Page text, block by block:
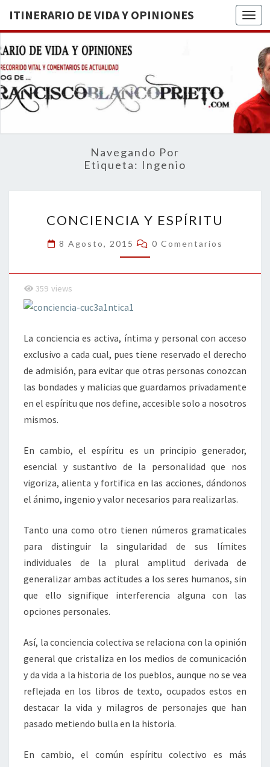
ITINERARIO DE VIDA Y OPINIONES
DE
BREVE
RECORRIDO
VITAL Y
ACTUALIDAD
Navegando Por
Etiqueta: Ingenio
Y
ESPÍRITU
CONCIENCIA Y ESPÍRITU
8 Agosto, 2015 Comentarios
0 Comentarios
359 views
La conciencia es activa, íntima y personal con acceso
exclusivo a cada cual, pues tiene reservado el derecho
de admisión, para evitar que otras personas conozcan
las bondades y malicias que guardamos privadamente
en el espíritu que nos define, accesible solo a nosotros
mismos.
En cambio, el espíritu es un principio generador,
esencial y sustantivo de la personalidad que nos
vigoriza, alienta y fortifica en las acciones, dándonos
el ánimo, ingenio y valor necesarios para realizarlas.
Tanto una como otro tienen números gramaticales
para distinguir la singularidad de sus límites
individuales de la plural amplitud derivada de
generalizar ambas actitudes a los seres humanos, sin
que ello signifique interferencia alguna con las
opciones personales.
Así, la conciencia colectiva se relaciona con la opinión
general que cristaliza en los medios de comunicación
y da vida a la historia de los pueblos, aunque no se vea
reflejada en los libros de texto, ocupados estos en
destacar la vida y milagros de personajes que han
pasado metiendo bulla en la historia.
En cambio, el común espíritu colectivo es más